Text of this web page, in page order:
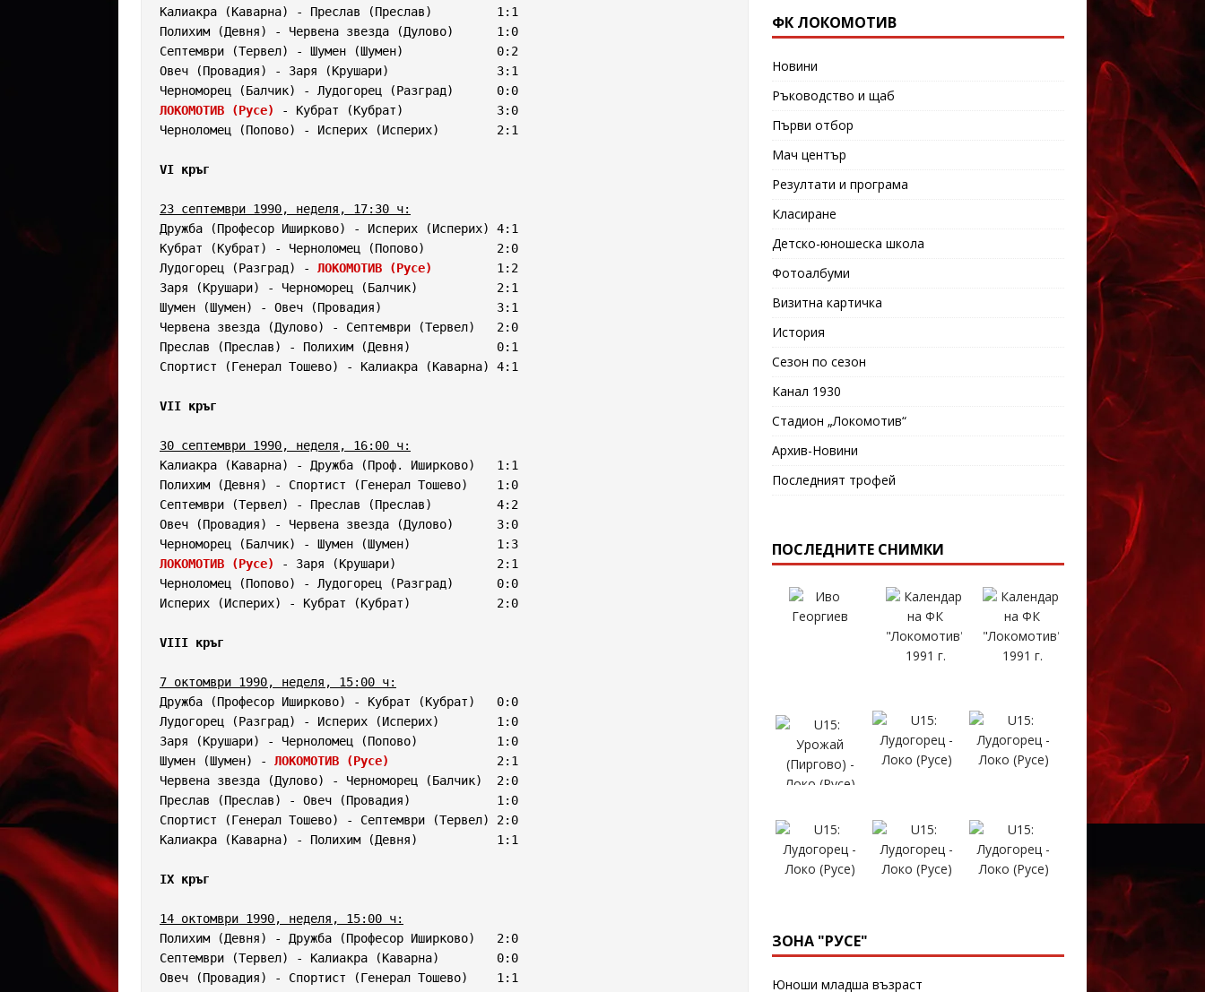
Калиакра (Каварна) - Преслав (Преслав)         1:1
Полихим (Девня) - Червена звезда (Дулово)      1:0
Септември (Тервел) - Шумен (Шумен)             0:2
Овеч (Провадия) - Заря (Крушари)               3:1
ЛОКОМОТИВ (Русе)
- Кубрат (Кубрат)             3:0
Черноломец (Попово) - Исперих (Исперих)        2:1
VI кръг
23 септември 1990, неделя, 17:30 ч:
Дружба (Професор Иширково) - Исперих (Исперих) 4:1
Кубрат (Кубрат) - Черноломец (Попово)          2:0
Лудогорец (Разград) - ЛОКОМОТИВ (Русе)
         1:2
Заря (Крушари) - Черноморец (Балчик)           2:1
Шумен (Шумен) - Овеч (Провадия)                3:1
Червена звезда (Дулово) - Септември (Тервел)   2:0
Преслав (Преслав) - Полихим (Девня)            0:1
Спортист (Генерал Тошево) - Калиакра (Каварна) 4:1
VII кръг
30 септември 1990, неделя, 16:00 ч:
Калиакра (Каварна) - Дружба (Проф. Иширково)   1:1
Полихим (Девня) - Спортист (Генерал Тошево)    1:0
Септември (Тервел) - Преслав (Преслав)         4:2
Овеч (Провадия) - Червена звезда (Дулово)      3:0
ЛОКОМОТИВ (Русе)
- Заря (Крушари)              2:1
Черноломец (Попово) - Лудогорец (Разград)      0:0
Исперих (Исперих) - Кубрат (Кубрат)            2:0
VIII кръг
7 октомври 1990, неделя, 15:00 ч:
Дружба (Професор Иширково) - Кубрат (Кубрат)   0:0
Лудогорец (Разград) - Исперих (Исперих)        1:0
Заря (Крушари) - Черноломец (Попово)           1:0
Шумен (Шумен) - ЛОКОМОТИВ (Русе)
               2:1
Червена звезда (Дулово) - Черноморец (Балчик)  2:0
Преслав (Преслав) - Овеч (Провадия)            1:0
Спортист (Генерал Тошево) - Септември (Тервел) 2:0
Калиакра (Каварна) - Полихим (Девня)           1:1
IX кръг
14 октомври 1990, неделя, 15:00 ч:
Полихим (Девня) - Дружба (Професор Иширково)   2:0
Септември (Тервел) - Калиакра (Каварна)        0:0
Овеч (Провадия) - Спортист (Генерал Тошево)    1:1
ФК ЛОКОМОТИВ
Новини
Ръководство и щаб
Първи отбор
Мач център
Резултати и програма
Класиране
Детско-юношеска школа
Фотоалбуми
Визитна картичка
История
Сезон по сезон
Канал 1930
Стадион „Локомотив“
Архив-Новини
Последният трофей
ПОСЛЕДНИТЕ СНИМКИ
ЗОНА "РУСЕ"
Юноши младша възраст